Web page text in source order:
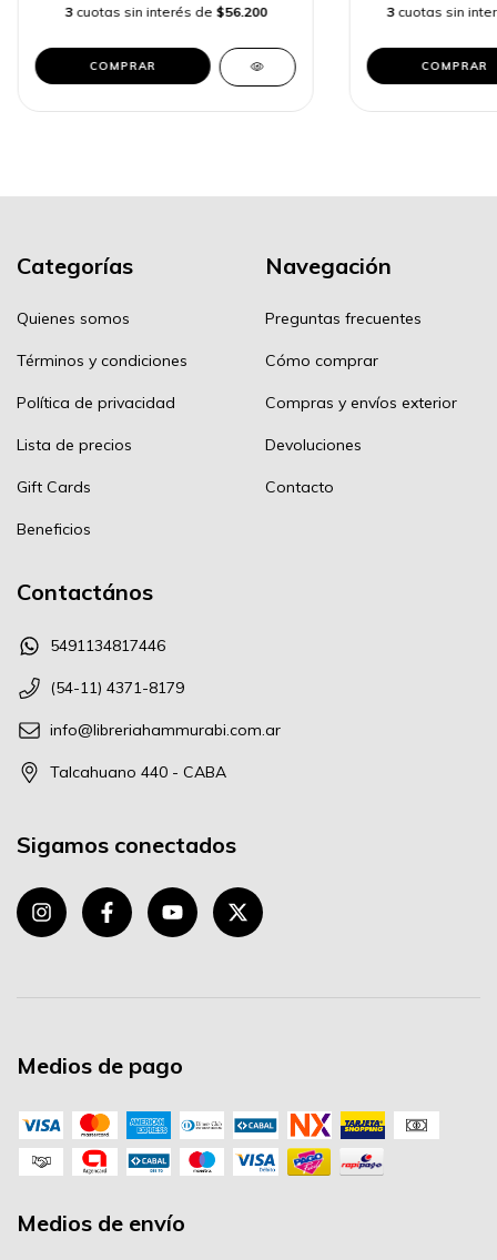
3 cuotas sin interés de $56.200
COMPRAR
3 cuotas sin
COMPRAR
Categorías
Quienes somos
Términos y condiciones
Política de privacidad
Lista de precios
Gift Cards
Beneficios
Navegación
Preguntas frecuentes
Cómo comprar
Compras y envíos exterior
Devoluciones
Contacto
Contactános
5491134817446
(54-11) 4371-8179
info@libreriahammurabi.com.ar
Talcahuano 440 - CABA
Sigamos conectados
Medios de pago
Medios de envío